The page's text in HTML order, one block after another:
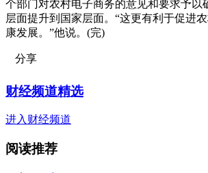
个部门对农村电子商务的意见和要求予以
层面提升到国家层面。“这更有利于促进
康发展。”他说。(完)
分享
财经频道精选
进入财经频道
阅读推荐